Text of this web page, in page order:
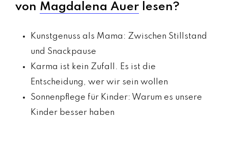
von Magdalena Auer lesen?
Kunstgenuss als Mama: Zwischen Stillstand
und Snackpause
Karma ist kein Zufall. Es ist die
Entscheidung, wer wir sein wollen
Sonnenpflege für Kinder: Warum es unsere
Kinder besser haben